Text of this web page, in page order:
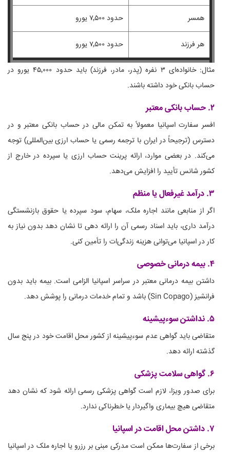
همسر حدود ۷٬۵۰۰ یورو
هر فرزند حدود ۷٬۵۰۰ یورو
مثال: خانواده‌ای ۳ نفره (پدر، مادر، فرزند) باید حدود ۴۵٬۰۰۰ یورو در
حساب بانکی خود داشته باشند.
۲. حساب بانکی معتبر
افسر سفارت اسپانیا معمولاً به تمکن مالی در حساب بانکی معتبر و در
دسترس (ترجیحاً در ایران با ترجمه رسمی یا حساب ارزی بین‌المللی) توجه
می‌کند. در بعضی موارد، ارائه پرینت حساب ارزی یا سپرده در خارج از
کشور شانس تأیید را افزایش می‌دهد.
۳. درآمد غیرفعال یا منظم
اگر از منابعی مانند اجاره ملک، سهام، سود سپرده یا حقوق بازنشستگی
درآمد داری، باید اسناد رسمی آن را ارائه دهی تا نشان دهد بدون نیاز به
کار در اسپانیا می‌توانی هزینه زندگی‌ات را تأمین کنی.
۴. بیمه درمانی خصوصی
داشتن بیمه درمانی معتبر در سراسر اسپانیا الزامی است. بیمه باید بدون
فرانشیز (Sin Copago) باشد و تمام خدمات درمانی را پوشش دهد.
۵. نداشتن سوءپیشینه
متقاضی باید گواهی عدم سوءپیشینه از کشور محل اقامت خود در پنج سال
گذشته ارائه دهد.
۶. گواهی سلامت پزشکی
برای صدور ویزا، لازم است گواهی پزشکی رسمی ارائه شود که نشان دهد
متقاضی هیچ بیماری واگیردار یا خطرناکی ندارد.
۷. داشتن محل اقامت در اسپانیا
برخی از سفارت‌ها ممکن است مدرکی مبنی بر رزرو یا اجاره ملک در اسپانیا